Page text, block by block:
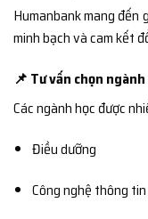
Humanbank mang đến
minh bạch và cam kết
📌 Tư vấn chọn
Các ngành học được
Điều dưỡng
Công nghệ thông tin